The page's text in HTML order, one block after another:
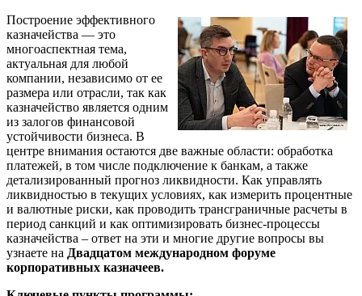
Построение эффективного
казначейства — это
многоаспектная тема,
актуальная для любой
компании, независимо от ее
размера или отрасли, так как
казначейство является одним
из залогов финансовой
устойчивости бизнеса. В
центре внимания остаются две важные области: обработка
платежей, в том числе подключение к банкам, а также
детализированный прогноз ликвидности. Как управлять
ликвидностью в текущих условиях, как измерить процентные
и валютные риски, как проводить трансграничные расчеты в
период санкций и как оптимизировать бизнес-процессы
казначейства – ответ на эти и многие другие вопросы вы
узнаете на Двадцатом международном форуме
корпоративных казначеев.